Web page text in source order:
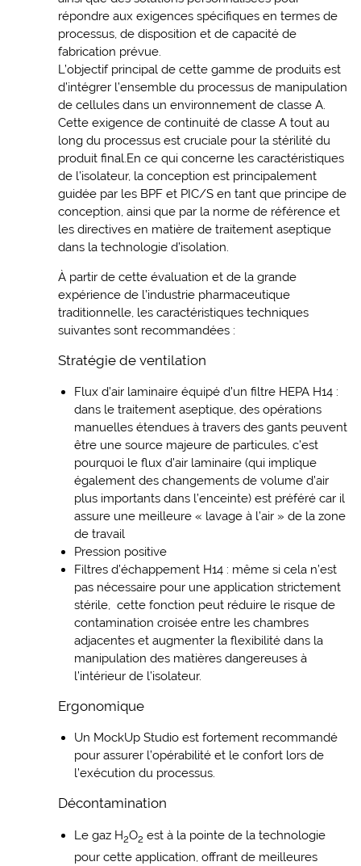
répondre aux exigences spécifiques en termes de
processus, de disposition et de capacité de
fabrication prévue.
L’objectif principal de cette gamme de produits est
d’intégrer l’ensemble du processus de manipulation
de cellules dans un environnement de classe A.
Cette exigence de continuité de classe A tout au
long du processus est cruciale pour la stérilité du
produit final.En ce qui concerne les caractéristiques
de l’isolateur, la conception est principalement
guidée par les BPF et PIC/S en tant que principe de
conception, ainsi que par la norme de référence et
les directives en matière de traitement aseptique
dans la technologie d’isolation.
À partir de cette évaluation et de la grande
expérience de l’industrie pharmaceutique
traditionnelle, les caractéristiques techniques
suivantes sont recommandées :
Stratégie de ventilation
Flux d’air laminaire équipé d’un filtre HEPA H14 :
dans le traitement aseptique, des opérations
manuelles étendues à travers des gants peuvent
être une source majeure de particules, c’est
pourquoi le flux d’air laminaire (qui implique
également des changements de volume d’air
plus importants dans l’enceinte) est préféré car il
assure une meilleure « lavage à l’air » de la zone
de travail
Pression positive
Filtres d’échappement H14 : même si cela n’est
pas nécessaire pour une application strictement
stérile, cette fonction peut réduire le risque de
contamination croisée entre les chambres
adjacentes et augmenter la flexibilité dans la
manipulation des matières dangereuses à
l’intérieur de l’isolateur.
Ergonomique
Un MockUp Studio est fortement recommandé
pour assurer l’opérabilité et le confort lors de
l’exécution du processus.
Décontamination
Le gaz H2O2 est à la pointe de la technologie
pour cette application, offrant de meilleures